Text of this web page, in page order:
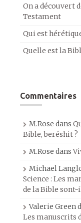
On a découvert
Testament
Qui est
Quelle est la
Commentaires
M.Rose dans
Bible, beréshit ?
M.Rose dans
Michael
Science : Les
de la Bible sont-
Valerie Green
Les manuscrits